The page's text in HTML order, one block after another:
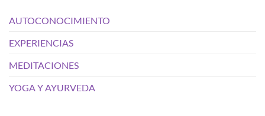
AUTOCONOCIMIENTO
EXPERIENCIAS
MEDITACIONES
YOGA Y AYURVEDA